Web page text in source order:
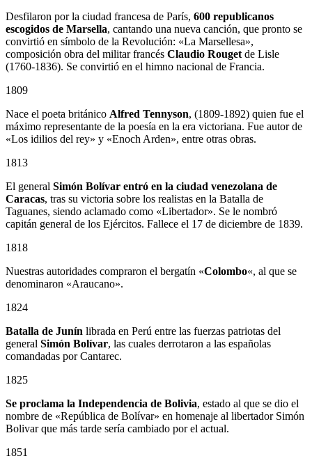
Desfilaron por la ciudad francesa de París, 600 republicanos
escogidos de Marsella, cantando una nueva canción, que pronto se
convirtió en símbolo de la Revolución: «La Marsellesa»,
composición obra del militar francés Claudio Rouget de Lisle
(1760-1836). Se convirtió en el himno nacional de Francia.
1809
Nace el poeta británico Alfred Tennyson, (1809-1892) quien fue el
máximo representante de la poesía en la era victoriana. Fue autor de
«Los idilios del rey» y «Enoch Arden», entre otras obras.
1813
El general Simón Bolívar entró en la ciudad venezolana de
Caracas, tras su victoria sobre los realistas en la Batalla de
Taguanes, siendo aclamado como «Libertador». Se le nombró
capitán general de los Ejércitos. Fallece el 17 de diciembre de 1839.
1818
Nuestras autoridades compraron el bergatín «Colombo«, al que se
denominaron «Araucano».
1824
Batalla de Junín librada en Perú entre las fuerzas patriotas del
general Simón Bolívar, las cuales derrotaron a las españolas
comandadas por Cantarec.
1825
Se proclama la Independencia de Bolivia, estado al que se dio el
nombre de «República de Bolívar» en homenaje al libertador Simón
Bolivar que más tarde sería cambiado por el actual.
1851